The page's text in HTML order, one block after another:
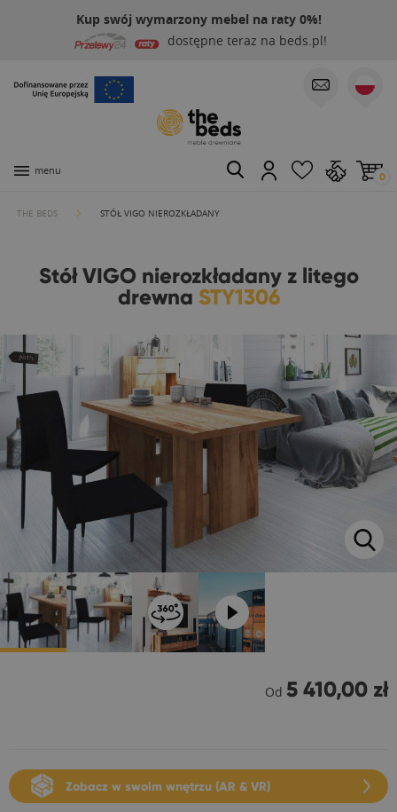
Kup swój wymarzony mebel na raty 0%!
dostępne teraz na beds.pl!
menu 0
THE BEDS STÓŁ VIGO NIEROZKŁADANY
Stół VIGO nierozkładany z litego
drewna STY1306
Od 5 410,00 zł
Zobacz w swoim wnętrzu (AR & VR)